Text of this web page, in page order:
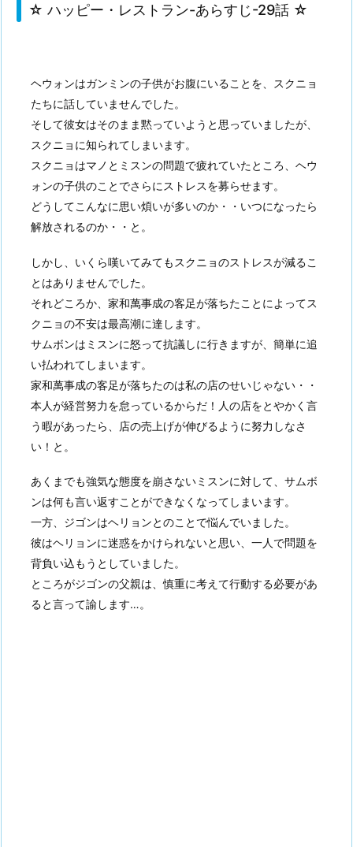
☆ ハッピー・レストラン-あらすじ-29話 ☆
ヘウォンはガンミンの子供がお腹にいることを、スクニョ
たちに話していませんでした。
そして彼女はそのまま黙っていようと思っていましたが、
スクニョに知られてしまいます。
スクニョはマノとミスンの問題で疲れていたところ、ヘウ
ォンの子供のことでさらにストレスを募らせます。
どうしてこんなに思い煩いが多いのか・・いつになったら
解放されるのか・・と。
しかし、いくら嘆いてみてもスクニョのストレスが減るこ
とはありませんでした。
それどころか、家和萬事成の客足が落ちたことによってス
クニョの不安は最高潮に達します。
サムボンはミスンに怒って抗議しに行きますが、簡単に追
い払われてしまいます。
家和萬事成の客足が落ちたのは私の店のせいじゃない・・
本人が経営努力を怠っているからだ！人の店をとやかく言
う暇があったら、店の売上げが伸びるように努力しなさ
い！と。
あくまでも強気な態度を崩さないミスンに対して、サムボ
ンは何も言い返すことができなくなってしまいます。
一方、ジゴンはヘリョンとのことで悩んでいました。
彼はヘリョンに迷惑をかけられないと思い、一人で問題を
背負い込もうとしていました。
ところがジゴンの父親は、慎重に考えて行動する必要があ
ると言って諭します…。